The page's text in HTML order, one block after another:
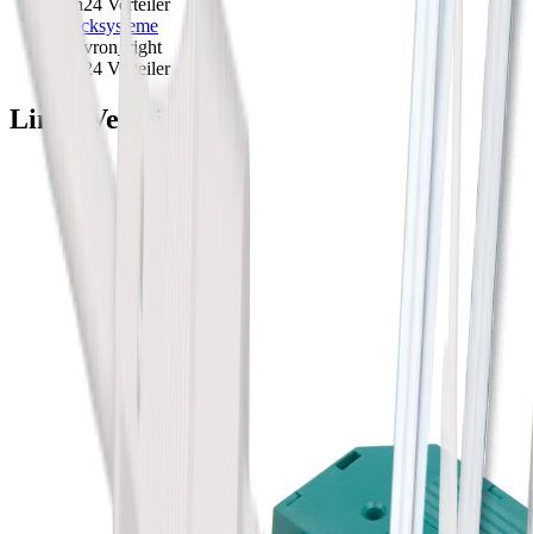
Stecksysteme
chevron_right
Lin24 Verteiler
Lin24 Verteiler